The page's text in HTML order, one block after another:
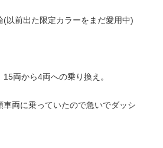
以前出た限定カラーをまだ愛用中)
両から4両への乗り換え。
両に乗っていたので急いでダッシ